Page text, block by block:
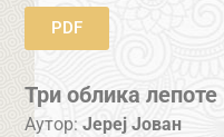
PDF
Три облика лепоте
Аутор: Јереј Јован